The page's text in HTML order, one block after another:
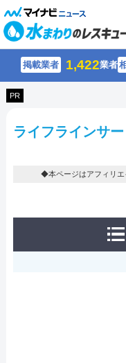
掲載業者 1,422業者
PR
ライフラインサ
◆本ページはアフィリエ